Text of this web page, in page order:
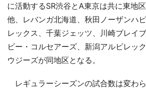
に活動するSR渋谷とA東京は共に東地
他、レバンガ北海道、秋田ノーザンハ
レックス、千葉ジェッツ、川崎ブレイ
ビー・コルセアーズ、新潟アルビレッ
ウジーズが同地区となる。
レギュラーシーズンの試合数は変わ